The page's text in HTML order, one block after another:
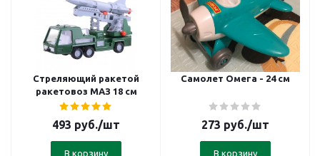
Стреляющий ракетой
ракетовоз МАЗ 18 см
493 руб./шт
В корзину
Самолет Омега - 24 см
273 руб./шт
В корзину